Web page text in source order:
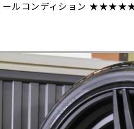
ールコンディション